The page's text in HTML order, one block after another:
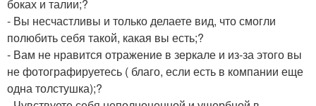
боках и талии;?
- Вы несчастливы и только делаете вид, что смогли
полюбить себя такой, какая вы есть;?
- Вам не нравится отражение в зеркале и из-за этого вы
не фотографируетесь ( благо, если есть в компании еще
одна толстушка);?